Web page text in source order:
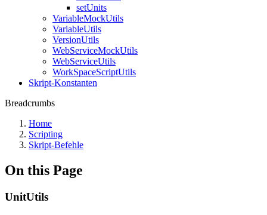
setUnits
VariableMockUtils
VariableUtils
VersionUtils
WebServiceMockUtils
WebServiceUtils
WorkSpaceScriptUtils
Skript-Konstanten
Breadcrumbs
Home
Scripting
Skript-Befehle
On this Page
UnitUtils